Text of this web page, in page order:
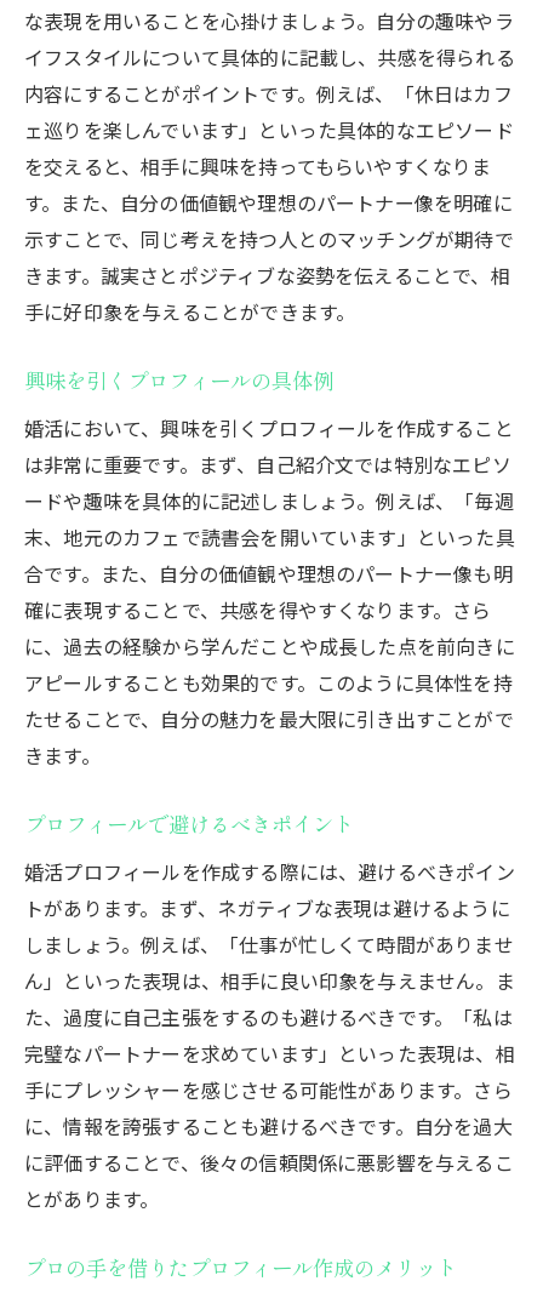
な表現を用いることを心掛けましょう。自分の趣味やラ
イフスタイルについて具体的に記載し、共感を得られる
内容にすることがポイントです。例えば、「休日はカフ
ェ巡りを楽しんでいます」といった具体的なエピソード
を交えると、相手に興味を持ってもらいやすくなりま
す。また、自分の価値観や理想のパートナー像を明確に
示すことで、同じ考えを持つ人とのマッチングが期待で
きます。誠実さとポジティブな姿勢を伝えることで、相
手に好印象を与えることができます。
興味を引くプロフィールの具体例
婚活において、興味を引くプロフィールを作成すること
は非常に重要です。まず、自己紹介文では特別なエピソ
ードや趣味を具体的に記述しましょう。例えば、「毎週
末、地元のカフェで読書会を開いています」といった具
合です。また、自分の価値観や理想のパートナー像も明
確に表現することで、共感を得やすくなります。さら
に、過去の経験から学んだことや成長した点を前向きに
アピールすることも効果的です。このように具体性を持
たせることで、自分の魅力を最大限に引き出すことがで
きます。
プロフィールで避けるべきポイント
婚活プロフィールを作成する際には、避けるべきポイン
トがあります。まず、ネガティブな表現は避けるように
しましょう。例えば、「仕事が忙しくて時間がありませ
ん」といった表現は、相手に良い印象を与えません。ま
た、過度に自己主張をするのも避けるべきです。「私は
完璧なパートナーを求めています」といった表現は、相
手にプレッシャーを感じさせる可能性があります。さら
に、情報を誇張することも避けるべきです。自分を過大
に評価することで、後々の信頼関係に悪影響を与えるこ
とがあります。
プロの手を借りたプロフィール作成のメリット